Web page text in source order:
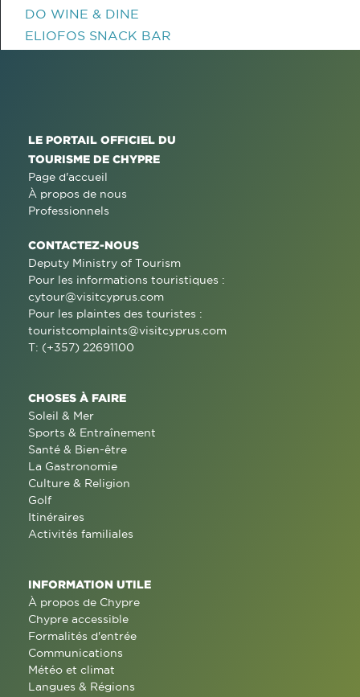
DO WINE & DINE
ELIOFOS SNACK BAR
LE PORTAIL OFFICIEL DU
TOURISME DE CHYPRE
Page d'accueil
À propos de nous
Professionnels
CONTACTEZ-NOUS
Deputy Ministry of Tourism
Pour les informations touristiques :
cytour@visitcyprus.com
Pour les plaintes des touristes :
touristcomplaints@visitcyprus.com
T: (+357) 22691100
CHOSES À FAIRE
Soleil & Mer
Sports & Entraînement
Santé & Bien-être
La Gastronomie
Culture & Religion
Golf
Itinéraires
Activités familiales
INFORMATION UTILE
À propos de Chypre
Chypre accessible
Formalités d'entrée
Communications
Météo et climat
Langues & Régions